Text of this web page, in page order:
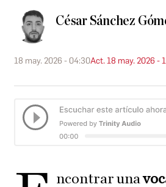
César Sánchez
18 may. 2026 - 04:30Act. 18 may. 2026 -
ncontrar una